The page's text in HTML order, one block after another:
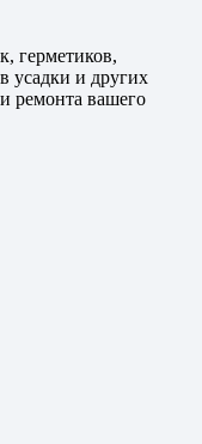
герметиков,
усадки и других
ремонта вашего